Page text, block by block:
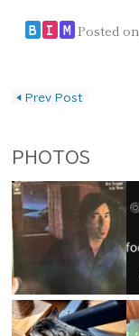
B I M Posted on
◀ Prev Post
PHOTOS